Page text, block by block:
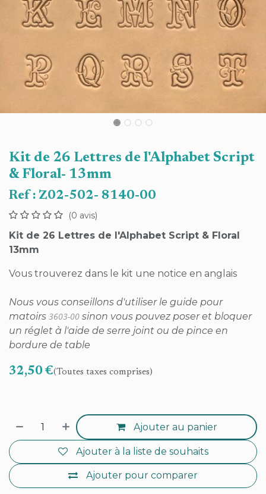
Kit de 26 Lettres de l'Alphabet Script
& Floral- 13mm
Ref : Z02-502- 8140-00
(0 avis)
Kit de 26 Lettres de l'Alphabet Script & Floral
13mm
Vous trouverez dans le kit une notice en anglais
Nous vous conseillons d'utiliser le guide pour
matoirs 3603-00 sinon vous pouvez poser et bloquer
un réglet à l'aide de serre joint ou de pince en
bordure de table
32,50 €(Toutes taxes comprises)
Ajouter au panier
Ajouter pour comparer
Ajouter à la liste de souhaits